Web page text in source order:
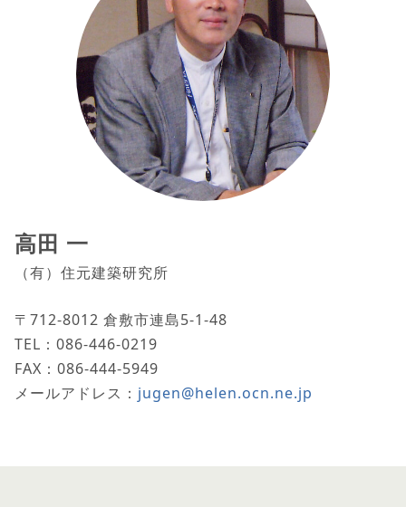
高田 一
（有）住元建築研究所
〒712-8012 倉敷市連島5-1-48
TEL：086-446-0219
FAX：086-444-5949
メールアドレス： jugen@helen.ocn.ne.jp